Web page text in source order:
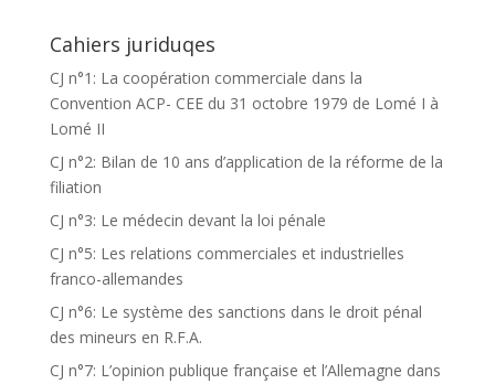
Cahiers juriduqes
CJ n°1: La coopération commerciale dans la
Convention ACP- CEE du 31 octobre 1979 de Lomé I à
Lomé II
CJ n°2: Bilan de 10 ans d’application de la réforme de la
filiation
CJ n°3: Le médecin devant la loi pénale
CJ n°5: Les relations commerciales et industrielles
franco-allemandes
CJ n°6: Le système des sanctions dans le droit pénal
des mineurs en R.F.A.
CJ n°7: L’opinion publique française et l’Allemagne dans